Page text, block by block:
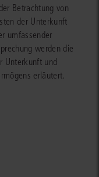
Betrachtung von
der Unterkunft
umfassender
werden die
Unterkunft und
erläutert.